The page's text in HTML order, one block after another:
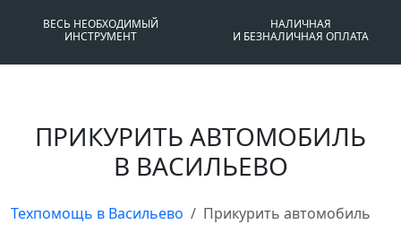
ВЕСЬ НЕОБХОДИМЫЙ
ИНСТРУМЕНТ
НАЛИЧНАЯ
И БЕЗНАЛИЧНАЯ ОПЛАТА
ПРИКУРИТЬ АВТОМОБИЛЬ
В ВАСИЛЬЕВО
Техпомощь в Васильево Прикурить автомобиль